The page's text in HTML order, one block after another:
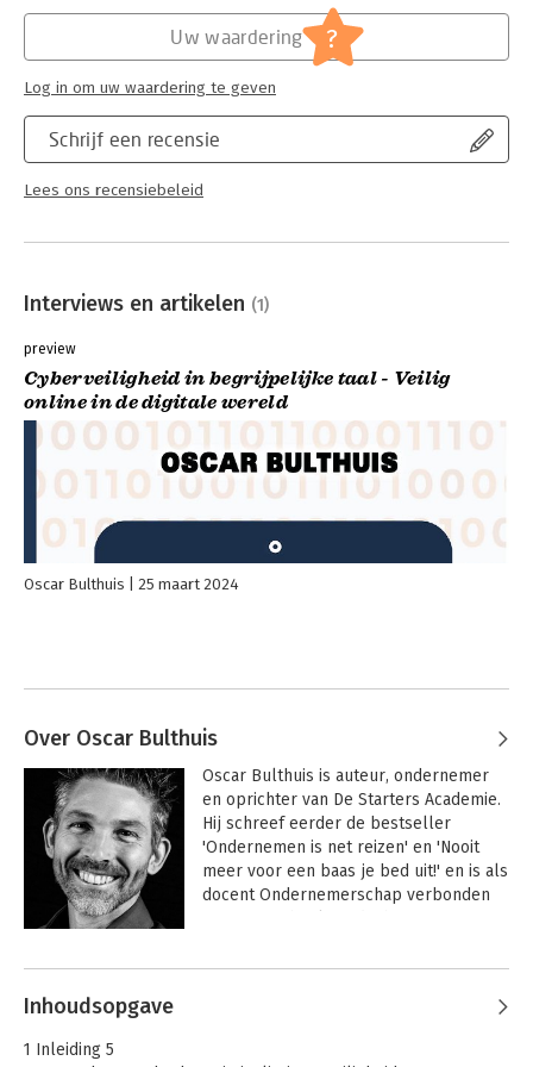
Internet en social media
/ ICT
Schrijf een recensie
Lees ons recensiebeleid
Uw waardering ?
Log in om uw waardering te geven
Interviews en artikelen (1)
preview
Cyberveiligheid in begrijpelijke taal - Veilig
online in de digitale wereld
Oscar Bulthuis 25 maart 2024
Over Oscar Bulthuis
Oscar Bulthuis is auteur, ondernemer
en oprichter van De Starters Academie.
Hij schreef eerder de bestseller
'Ondernemen is net reizen' en 'Nooit
meer voor een baas je bed uit!' en is als
docent Ondernemerschap verbonden
eigen bedrijf'. Hij heeft met zijn boeken,
duizenden mensen geïnspireerd op het
Andere boeken door Oscar Bulthuis
Inhoudsopgave
1 Inleiding 5